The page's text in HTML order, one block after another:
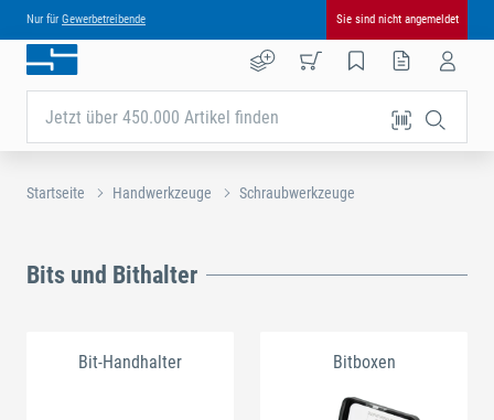
Nur für Gewerbetreibende Sie sind nicht angemeldet
Jetzt über 450.000 Artikel finden
Startseite Handwerkzeuge Schraubwerkzeuge
Bits und Bithalter
Bit-Handhalter Bitboxen